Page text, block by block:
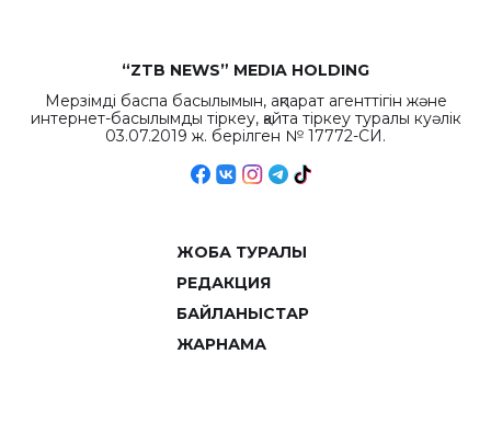
“ZTB NEWS” MEDIA HOLDING
Мерзімді баспа басылымын, ақпарат агенттігін және
интернет-басылымды тіркеу, қайта тіркеу туралы куәлік
03.07.2019 ж. берілген № 17772-СИ.
ЖОБА ТУРАЛЫ
РЕДАКЦИЯ
БАЙЛАНЫСТАР
ЖАРНАМА